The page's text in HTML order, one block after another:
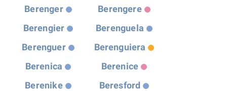
Berenger
Berengere
Berengier
Berenguela
Berenguer
Berenguiera
Berenica
Berenice
Berenike
Beresford